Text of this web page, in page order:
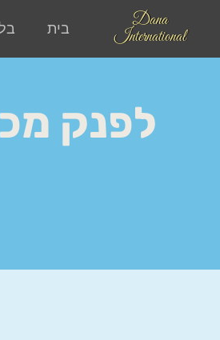
Dana
International
בית